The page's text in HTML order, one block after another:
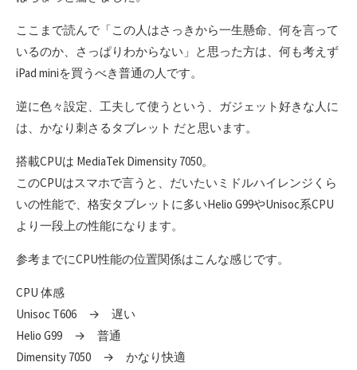
ここまで読んで「この人はさっきから一生懸命、何を言って
いるのか、さっぱりわからない」と思った方は、何も考えず
iPad miniを買うべき普通の人です。
逆に色々設定、工夫して使うという、ガジェット好きな人に
は、かなり刺さるタブレット だと思います。
搭載CPUは MediaTek Dimensity 7050。
このCPUはスマホで言うと、だいたいミドルハイレンジくら
いの性能で、格安タブレットに多いHelio G99やUnisoc系CPU
より一段上の性能になります。
参考までにCPU性能の位置関係はこんな感じです。
CPU 体感
Unisoc T606 → 遅い
Helio G99 → 普通
Dimensity 7050 → かなり快適